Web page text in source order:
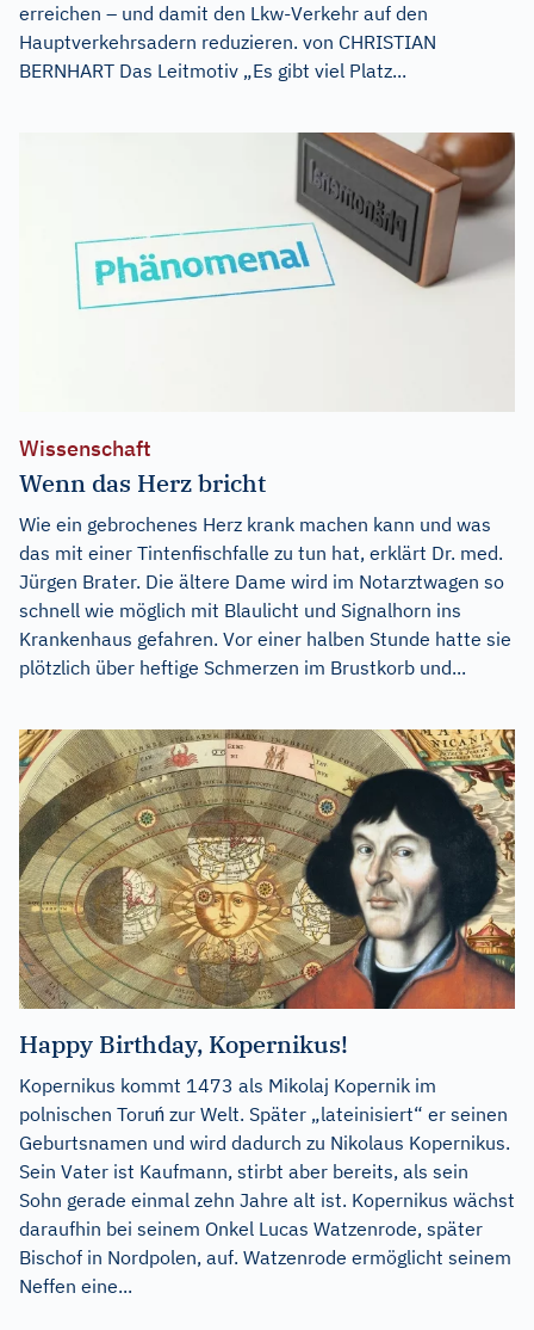
erreichen – und damit den Lkw-Verkehr auf den
Hauptverkehrsadern reduzieren. von CHRISTIAN
BERNHART Das Leitmotiv „Es gibt viel Platz...
Wissenschaft
Wenn das Herz bricht
Wie ein gebrochenes Herz krank machen kann und was
das mit einer Tintenfischfalle zu tun hat, erklärt Dr. med.
Jürgen Brater. Die ältere Dame wird im Notarztwagen so
schnell wie möglich mit Blaulicht und Signalhorn ins
Krankenhaus gefahren. Vor einer halben Stunde hatte sie
plötzlich über heftige Schmerzen im Brustkorb und...
Happy Birthday, Kopernikus!
Kopernikus kommt 1473 als Mikolaj Kopernik im
polnischen Toruń zur Welt. Später „lateinisiert“ er seinen
Geburtsnamen und wird dadurch zu Nikolaus Kopernikus.
Sein Vater ist Kaufmann, stirbt aber bereits, als sein
Sohn gerade einmal zehn Jahre alt ist. Kopernikus wächst
daraufhin bei seinem Onkel Lucas Watzenrode, später
Bischof in Nordpolen, auf. Watzenrode ermöglicht seinem
Neffen eine...